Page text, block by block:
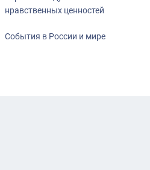
нравственных ценностей
События в России и мире